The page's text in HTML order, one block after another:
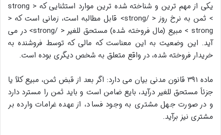
یکی از مهم ترین و شناخته شده ترین موارد استثنایی که < strong
> ثمن به نرخ روز < /strong> قابل مطالبه است، زمانی است که <
strong > مبیع (مال فروخته شده) مستحق للغیر < /strong> در می
آید. این وضعیت به این معناست که مالی که توسط فروشنده به
خریدار فروخته شده، در واقع متعلق به شخص دیگری بوده است.
ماده ۳۹۱ قانون مدنی بیان می دارد: اگر بعد از قبض ثمن، مبیع کلاً یا
جزئاً مستحق للغیر درآید، بایع ضامن است و باید ثمن را مسترد دارد
و در صورت جهل مشتری به وجود فساد، از عهده غرامات وارده بر
مشتری نیز برآید.